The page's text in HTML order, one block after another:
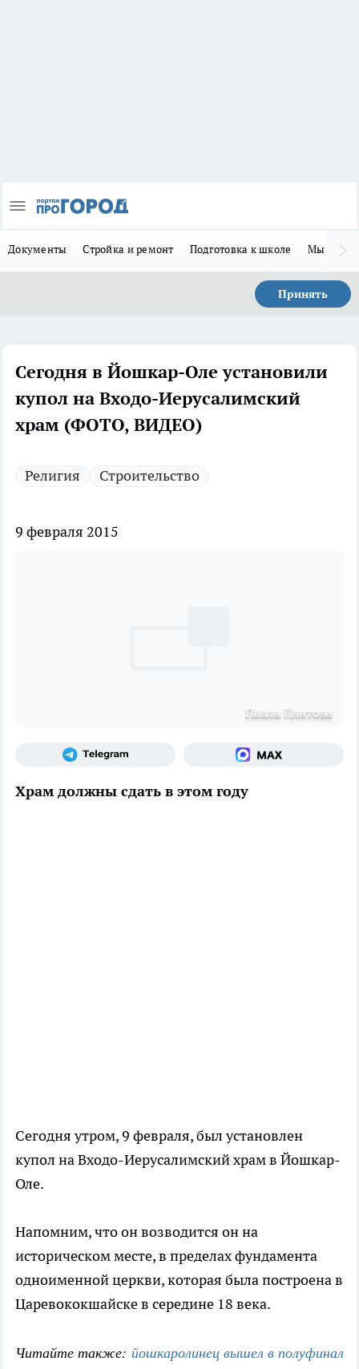
Документы Стройка и ремонт Подготовка к школе Мы в MAX
Принять
Сегодня в Йошкар-Оле установили
купол на Входо-Иерусалимский
храм (ФОТО, ВИДЕО)
Религия Строительство
9 февраля 2015
Павла Платова
Храм должны сдать в этом году
Сегодня утром, 9 февраля, был установлен
купол на Входо-Иерусалимский храм в Йошкар-
Оле.
Напомним, что он возводится он на
историческом месте, в пределах фундамента
одноименной церкви, которая была построена в
Царевококшайске в середине 18 века.
Читайте также: йошкаролинец вышел в полуфинал